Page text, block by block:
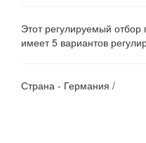
Этот регулируемый отбор
имеет 5 вариантов
Страна - Германия /